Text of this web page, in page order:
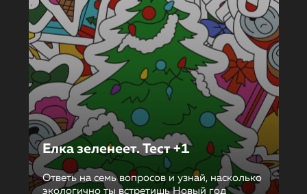
Елка зеленеет. Тест +1
Ответь на семь вопросов и узнай, насколько
экологично ты встретишь Новый год